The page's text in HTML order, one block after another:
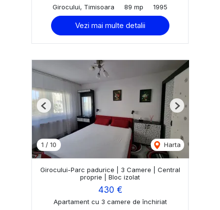
Girocului, Timisoara
89 mp 1995
Vezi mai multe detalii
1 / 10 Harta
Previous Next
Girocului-Parc padurice | 3 Camere | Central
proprie | Bloc izolat
430 €
Apartament cu 3 camere de închiriat